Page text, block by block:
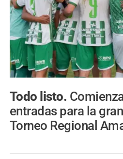
Todo listo.
entradas para la
Torneo Regional